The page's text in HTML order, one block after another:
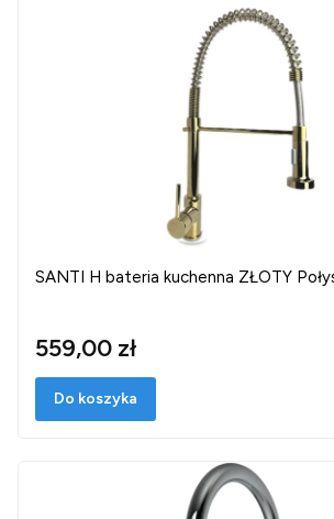
SANTI H bateria kuchenna ZŁOTY
559,00 zł
Do koszyka